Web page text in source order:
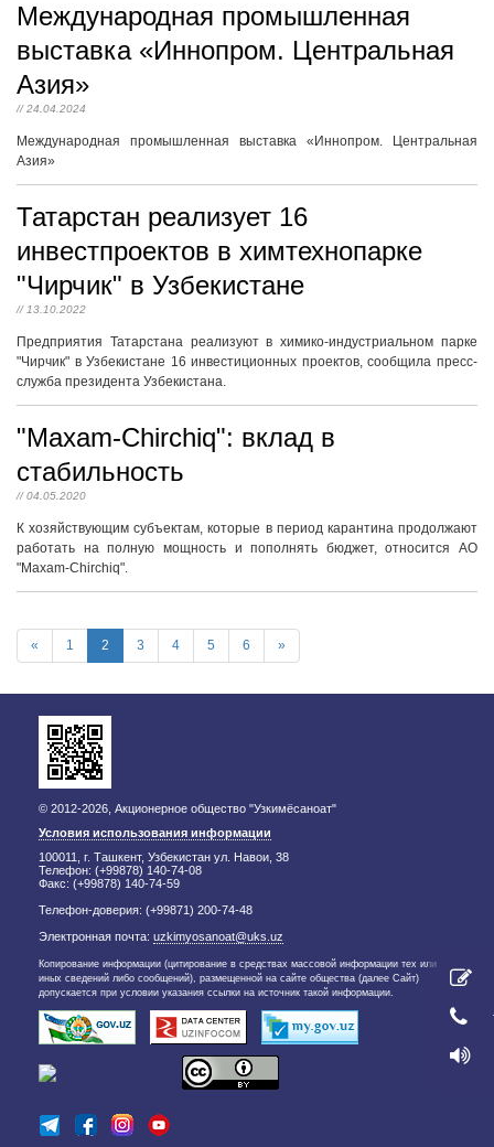
Международная промышленная
выставка «Иннопром. Центральная
Азия»
// 24.04.2024
Международная промышленная выставка «Иннопром. Центральная
Азия»
Татарстан реализует 16
инвестпроектов в химтехнопарке
"Чирчик" в Узбекистане
// 13.10.2022
Предприятия Татарстана реализуют в химико-индустриальном парке
"Чирчик" в Узбекистане 16 инвестиционных проектов, сообщила пресс-
служба президента Узбекистана.
"Maxam-Chirchiq": вклад в
стабильность
// 04.05.2020
К хозяйствующим субъектам, которые в период карантина продолжают
работать на полную мощность и пополнять бюджет, относится АО
"Maxam-Chirchiq".
« 1 2 3 4 5 6 »
© 2012-2026, Акционерное общество "Узкимёсаноат"
Условия использования информации
100011, г. Ташкент, Узбекистан ул. Навои, 38
Телефон: (+99878) 140-74-08
Факс: (+99878) 140-74-59
Телефон-доверия: (+99871) 200-74-48
Электронная почта: uzkimyosanoat@uks.uz
Копирование информации (цитирование в средствах массовой информации тех или
иных сведений либо сообщений), размещенной на сайте общества (далее Сайт)
допускается при условии указания ссылки на источник такой информации.